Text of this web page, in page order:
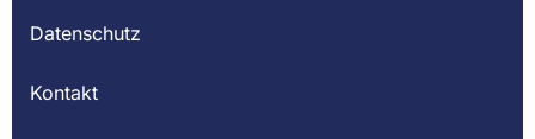
Datenschutz
Kontakt